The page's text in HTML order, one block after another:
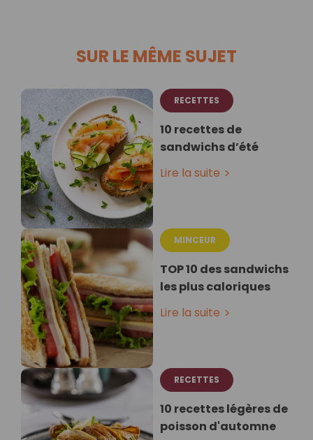
SUR LE MÊME SUJET
RECETTES
10 recettes de
sandwichs d’été
Lire la suite
MINCEUR
TOP 10 des sandwichs
les plus caloriques
Lire la suite
RECETTES
10 recettes légères de
poisson d'automne